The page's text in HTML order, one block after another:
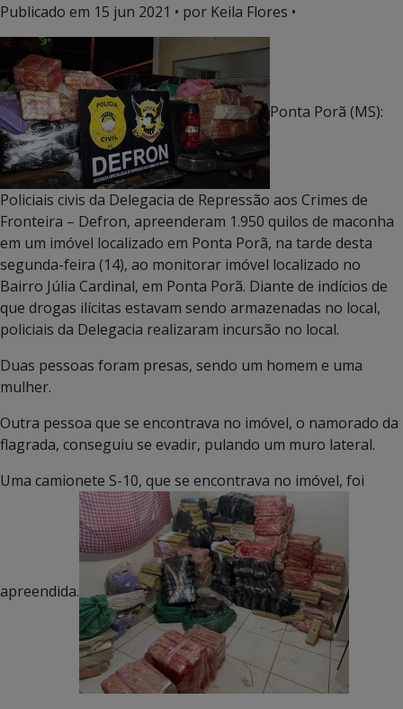
Publicado em 15 jun 2021 • por Keila Flores •
Ponta Porã (MS):
Policiais civis da Delegacia de Repressão aos Crimes de
Fronteira – Defron, apreenderam 1.950 quilos de maconha
em um imóvel localizado em Ponta Porã, na tarde desta
segunda-feira (14), ao monitorar imóvel localizado no
Bairro Júlia Cardinal, em Ponta Porã. Diante de indícios de
que drogas ilícitas estavam sendo armazenadas no local,
policiais da Delegacia realizaram incursão no local.
Duas pessoas foram presas, sendo um homem e uma
mulher.
Outra pessoa que se encontrava no imóvel, o namorado da
flagrada, conseguiu se evadir, pulando um muro lateral.
Uma camionete S-10, que se encontrava no imóvel, foi
apreendida.